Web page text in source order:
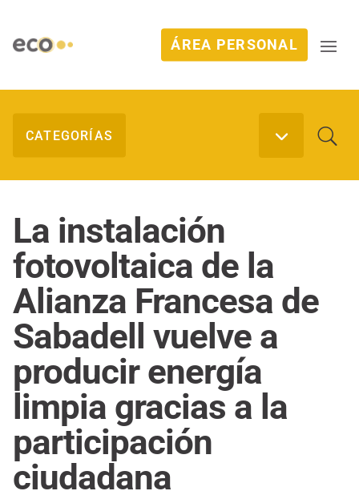
ÁREA PERSONAL
La instalación
fotovoltaica de la
Alianza Francesa de
Sabadell vuelve a
producir energía
limpia gracias a la
participación
ciudadana